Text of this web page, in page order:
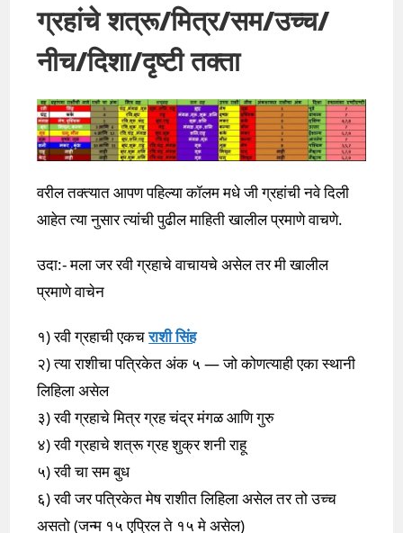
ग्रहांचे शत्रू/मित्र/सम/उच्च/
नीच/दिशा/दृष्टी तक्ता
वरील तक्त्यात आपण पहिल्या कॉलम मधे जी ग्रहांची नवे दिली
आहेत त्या नुसार त्यांची पुढील माहिती खालील प्रमाणे वाचणे.
उदा:- मला जर रवी ग्रहाचे वाचायचे असेल तर मी खालील
प्रमाणे वाचेन
१) रवी ग्रहाची एकचराशी सिंह
२) त्या राशीचा पत्रिकेत अंक ५ — जो कोणत्याही एका स्थानी
लिहिला असेल
३) रवी ग्रहाचे मित्र ग्रह चंद्र मंगळ आणि गुरु
४) रवी ग्रहाचे शत्रू ग्रह शुक्र शनी राहू
५) रवी चा सम बुध
६) रवी जर पत्रिकेत मेष राशीत लिहिला असेल तर तो उच्च
असतो (जन्म १५ एप्रिल ते १५ मे असेल)